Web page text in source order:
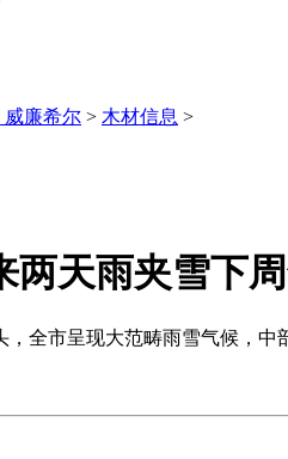
威廉希尔 > 木材信息 >
两天雨夹雪下
，全市呈现大范畴雨雪气候，